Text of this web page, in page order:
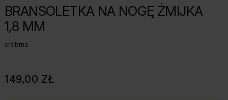
BRANSOLETKA NA NOGĘ ŻMIJKA
1,8 MM
srebrna
149,00 ZŁ